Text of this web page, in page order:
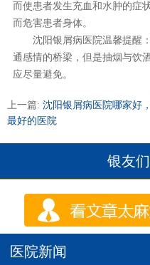
而使患者发生充血和水肿的症
而危害患者身体。
沈阳银屑病医院温馨提醒：
通感情的桥梁，但是抽烟与饮
应尽量避免。
上一篇: 沈阳银屑病医院哪家好
最好的医院
银友
医院新闻